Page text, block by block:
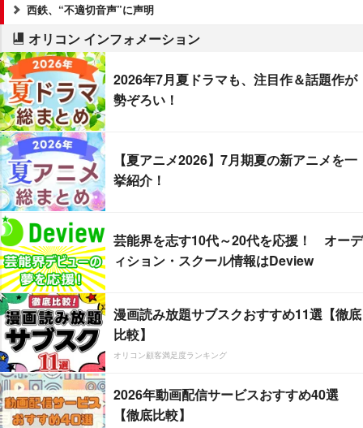
西鉄、“不適切音声”に声明
オリコン インフォメーション
2026年7月夏ドラマも、注目作＆話題作が
勢ぞろい！
【夏アニメ2026】7月期夏の新アニメを一
挙紹介！
芸能界を志す10代～20代を応援！ オーデ
ィション・スクール情報はDeview
漫画読み放題サブスクおすすめ11選【徹底
比較】
オリコン顧客満足度ランキング
2026年動画配信サービスおすすめ40選
【徹底比較】